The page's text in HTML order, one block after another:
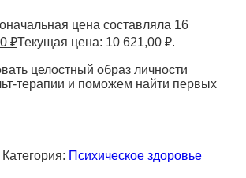
цена составляла 16
₽Текущая цена: 10 621,00 ₽.
целостный образ личности
терапии и поможем найти первых
Категория: Психическое здоровье